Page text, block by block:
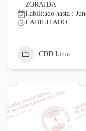
ZORAIDA
Habilitado hasta :
HABILITADO
CDD Lima